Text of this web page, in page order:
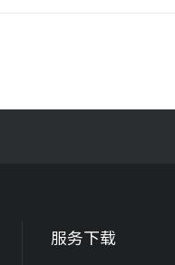
服务下载